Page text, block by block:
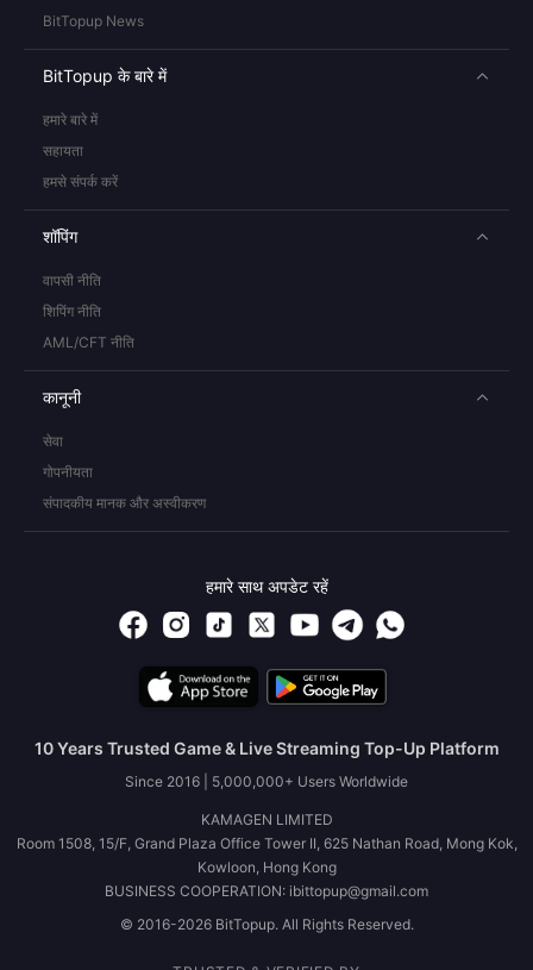
BitTopup News
BitTopup के बारे में
हमारे बारे में
सहायता
हमसे संपर्क करें
शॉपिंग
वापसी नीति
शिपिंग नीति
AML/CFT नीति
कानूनी
सेवा
गोपनीयता
संपादकीय मानक और अस्वीकरण
हमारे साथ अपडेट रहें
10 Years Trusted Game & Live Streaming Top-Up Platform
Since 2016 | 5,000,000+ Users Worldwide
KAMAGEN LIMITED
Room 1508, 15/F, Grand Plaza Office Tower II, 625 Nathan Road, Mong Kok,
Kowloon, Hong Kong
BUSINESS COOPERATION: ibittopup@gmail.com
© 2016-2026 BitTopup. All Rights Reserved.